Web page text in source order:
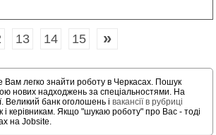
13 14 15 »
легко знайти роботу в Черкасах. Пошук
нових надходжень за спеціальностями. На
Великий банк оголошень і вакансії в рубриці
керівникам. Якщо "шукаю роботу" про Вас - тоді
на Jobsite.